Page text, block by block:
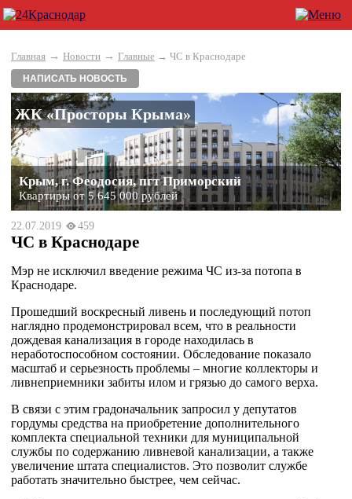
Главная → Новости → Главные → ЧС в Краснодаре
НАПИСАТЬ НОВОСТЬ
ЖК «Просторы Крыма»
Крым, г. Феодосия, пгт Приморский
Квартиры от 5 645 000 рублей
22.07.2019 459
ЧС в Краснодаре
Мэр не исключил введение режима ЧС из-за потопа в
Краснодаре.
Прошедший воскресный ливень и последующий потоп
наглядно продемонстрировал всем, что в реальности
дождевая канализация в городе находилась в
неработоспособном состоянии. Обследование показало
масштаб и серьезность проблемы – многие коллекторы и
ливнеприемники забиты илом и грязью до самого верха.
В связи с этим градоначальник запросил у депутатов
гордумы средства на приобретение дополнительного
комплекта специальной техники для муниципальной
службы по содержанию ливневой канализации, а также
увеличение штата специалистов. Это позволит службе
работать значительно быстрее, чем сейчас.